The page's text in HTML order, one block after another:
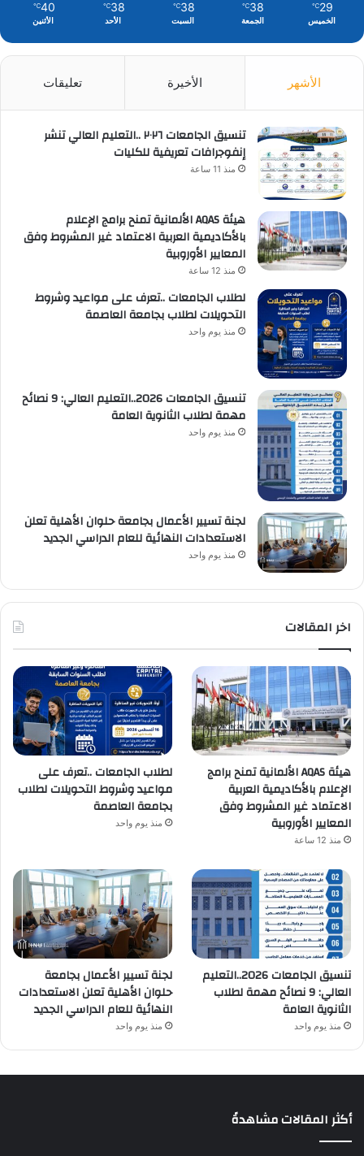
29
℃
الخميس
38
℃
الجمعة
38
℃
السبت
38
℃
الأحد
40
℃
الأثنين
الأشهر الأخيرة تعليقات
تنسيق الجامعات ٢٠٢٦ ..التعليم العالي تنشر
إنفوجرافات تعريفية للكليات
منذ 11 ساعة
هيئة AQAS الألمانية تمنح برامج الإعلام
بالأكاديمية العربية الاعتماد غير المشروط وفق
المعايير الأوروبية
منذ 12 ساعة
لطلاب الجامعات ..تعرف على مواعيد وشروط
التحويلات لطلاب بجامعة العاصمة
منذ يوم واحد
تنسيق الجامعات 2026..التعليم العالي: 9 نصائح
مهمة لطلاب الثانوية العامة
منذ يوم واحد
لجنة تسيير الأعمال بجامعة حلوان الأهلية تعلن
الاستعدادات النهائية للعام الدراسي الجديد
منذ يوم واحد
اخر المقالات
هيئة AQAS الألمانية تمنح برامج
الإعلام بالأكاديمية العربية
الاعتماد غير المشروط وفق
المعايير الأوروبية
منذ 12 ساعة
لطلاب الجامعات ..تعرف على
مواعيد وشروط التحويلات لطلاب
بجامعة العاصمة
منذ يوم واحد
تنسيق الجامعات 2026..التعليم
العالي: 9 نصائح مهمة لطلاب
الثانوية العامة
منذ يوم واحد
لجنة تسيير الأعمال بجامعة
حلوان الأهلية تعلن الاستعدادات
النهائية للعام الدراسي الجديد
منذ يوم واحد
أكثر المقالات مشاهدةً